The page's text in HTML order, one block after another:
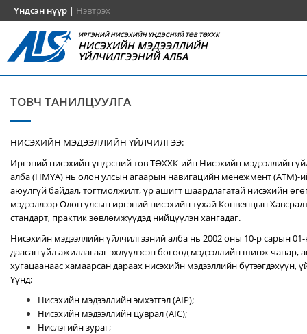
Үндсэн нүүр | Нэвтрэх
ИРГЭНИЙ НИСЭХИЙН ҮНДЭСНИЙ ТӨВ ТӨХХК
НИСЭХИЙН МЭДЭЭЛЛИЙН
ҮЙЛЧИЛГЭЭНИЙ АЛБА
ТОВЧ ТАНИЛЦУУЛГА
НИСЭХИЙН МЭДЭЭЛЛИЙН ҮЙЛЧИЛГЭЭ:
Иргэний нисэхийн үндэсний төв ТӨХХК-ийн Нисэхийн мэдээллийн
алба (НМҮА) нь олон улсын агаарын навигацийн менежмент (ATM)-
аюулгүй байдал, тогтмолжилт, үр ашигт шаардлагатай нисэхийн
мэдээллээр Олон улсын иргэний нисэхийн тухай Конвенцын
стандарт, практик зөвлөмжүүдэд нийцүүлэн хангадаг.
Нисэхийн мэдээллийн үйлчилгээний алба нь 2002 оны 10-р сарын
даасан үйл ажиллагааг эхлүүлэсэн бөгөөд мэдээллийн шинж чанар,
хугацаанаас хамаарсан дараах нисэхийн мэдээллийн бүтээгдэхүүн,
Үүнд:
Нисэхийн мэдээллийн эмхэтгэл (AIP);
Нисэхийн мэдээллийн цуврал (AIC);
Нислэгийн зураг;